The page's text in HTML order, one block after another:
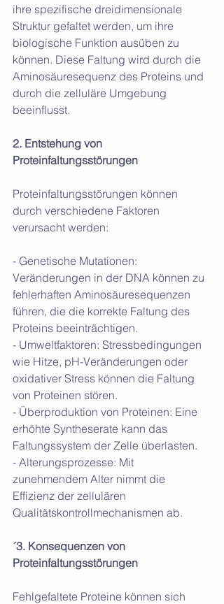
ihre spezifische dreidimensionale
Struktur gefaltet werden, um ihre
biologische Funktion ausüben zu
können. Diese Faltung wird durch die
Aminosäuresequenz des Proteins und
durch die zelluläre Umgebung
beeinflusst.
2. Entstehung von
Proteinfaltungsstörungen
Proteinfaltungsstörungen können
durch verschiedene Faktoren
verursacht werden:
- Genetische Mutationen:
Veränderungen in der DNA können zu
fehlerhaften Aminosäuresequenzen
führen, die die korrekte Faltung des
Proteins beeinträchtigen.
- Umweltfaktoren: Stressbedingungen
wie Hitze, pH-Veränderungen oder
oxidativer Stress können die Faltung
von Proteinen stören.
- Überproduktion von Proteinen: Eine
erhöhte Syntheserate kann das
Faltungssystem der Zelle überlasten.
- Alterungsprozesse: Mit
zunehmendem Alter nimmt die
Effizienz der zellulären
Qualitätskontrollmechanismen ab.
´3. Konsequenzen von
Proteinfaltungsstörungen
Fehlgefaltete Proteine können sich